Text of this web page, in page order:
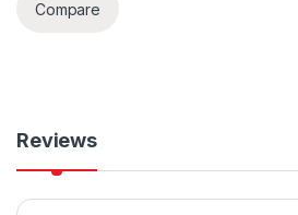
Compare
Reviews